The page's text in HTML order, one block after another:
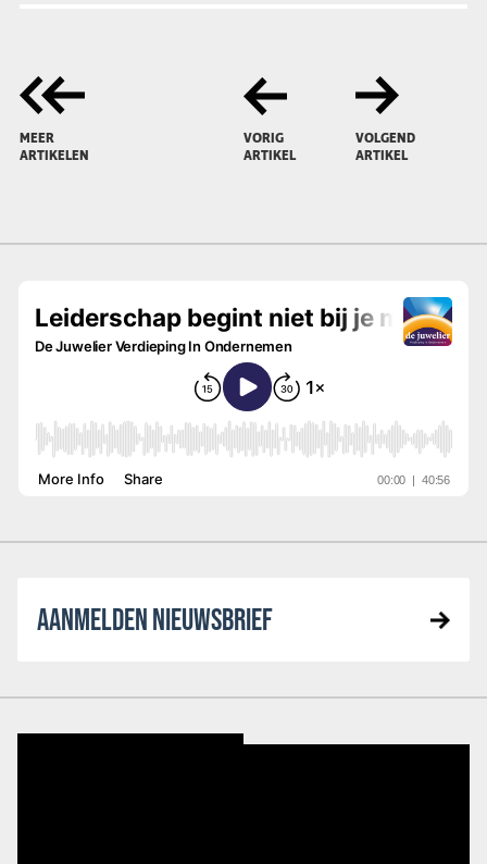
MEER
ARTIKELEN
VORIG
ARTIKEL
VOLGEND
ARTIKEL
AANMELDEN NIEUWSBRIEF